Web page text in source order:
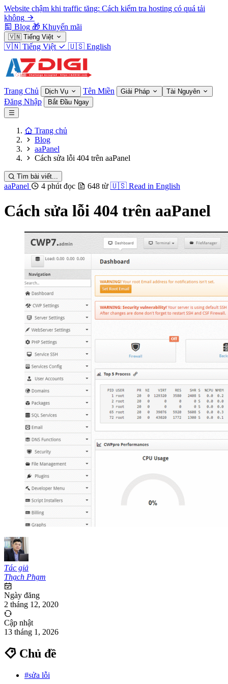
Website chậm khi traffic tăng: Cách kiểm tra hosting có quá tải
không
Blog 🎁 Khuyến mãi
🇻🇳 Tiếng Việt
🇻🇳 Tiếng Việt 🇺🇸 English
Trang Chủ Dịch Vụ Tên Miền Giải Pháp Tài Nguyên
Đăng Nhập Bắt Đầu Ngay
Trang chủ
Blog
aaPanel
Cách sửa lỗi 404 trên aaPanel
Tìm bài viết...
aaPanel 4 phút đọc 648 từ 🇺🇸 Read in English
Cách sửa lỗi 404 trên aaPanel
Tác giả
Thạch Phạm
Ngày đăng
2 tháng 12, 2020
Cập nhật
13 tháng 1, 2026
Chủ đề
#sửa lỗi